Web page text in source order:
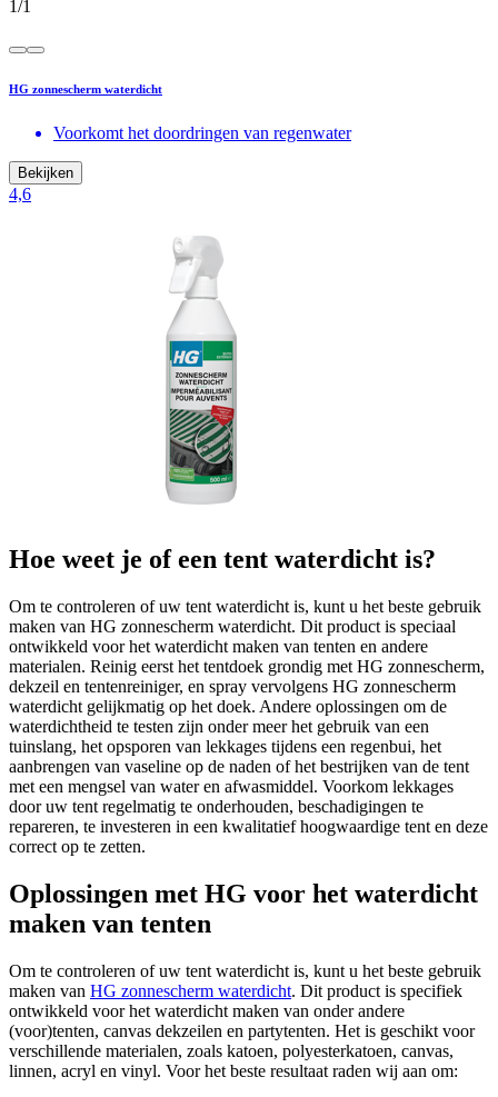
1/1
HG zonnescherm waterdicht
Voorkomt het doordringen van regenwater
Bekijken
4,6
Hoe weet je of een tent waterdicht is?
Om te controleren of uw tent waterdicht is, kunt u het beste gebruik
maken van HG zonnescherm waterdicht. Dit product is speciaal
ontwikkeld voor het waterdicht maken van tenten en andere
materialen. Reinig eerst het tentdoek grondig met HG zonnescherm,
dekzeil en tentenreiniger, en spray vervolgens HG zonnescherm
waterdicht gelijkmatig op het doek. Andere oplossingen om de
waterdichtheid te testen zijn onder meer het gebruik van een
tuinslang, het opsporen van lekkages tijdens een regenbui, het
aanbrengen van vaseline op de naden of het bestrijken van de tent
met een mengsel van water en afwasmiddel. Voorkom lekkages
door uw tent regelmatig te onderhouden, beschadigingen te
repareren, te investeren in een kwalitatief hoogwaardige tent en deze
correct op te zetten.
Oplossingen met HG voor het waterdicht
maken van tenten
Om te controleren of uw tent waterdicht is, kunt u het beste gebruik
maken van HG zonnescherm waterdicht. Dit product is specifiek
ontwikkeld voor het waterdicht maken van onder andere
(voor)tenten, canvas dekzeilen en partytenten. Het is geschikt voor
verschillende materialen, zoals katoen, polyesterkatoen, canvas,
linnen, acryl en vinyl. Voor het beste resultaat raden wij aan om: